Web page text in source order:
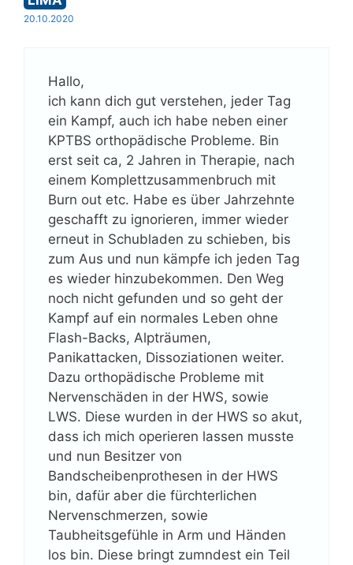
20.10.2020
Hallo,
ich kann dich gut verstehen, jeder Tag
ein Kampf, auch ich habe neben einer
KPTBS orthopädische Probleme. Bin
erst seit ca, 2 Jahren in Therapie, nach
einem Komplettzusammenbruch mit
Burn out etc. Habe es über Jahrzehnte
geschafft zu ignorieren, immer wieder
erneut in Schubladen zu schieben, bis
zum Aus und nun kämpfe ich jeden Tag
es wieder hinzubekommen. Den Weg
noch nicht gefunden und so geht der
Kampf auf ein normales Leben ohne
Flash-Backs, Alpträumen,
Panikattacken, Dissoziationen weiter.
Dazu orthopädische Probleme mit
Nervenschäden in der HWS, sowie
LWS. Diese wurden in der HWS so akut,
dass ich mich operieren lassen musste
und nun Besitzer von
Bandscheibenprothesen in der HWS
bin, dafür aber die fürchterlichen
Nervenschmerzen, sowie
Taubheitsgefühle in Arm und Händen
los bin. Diese bringt zumndest ein Teil